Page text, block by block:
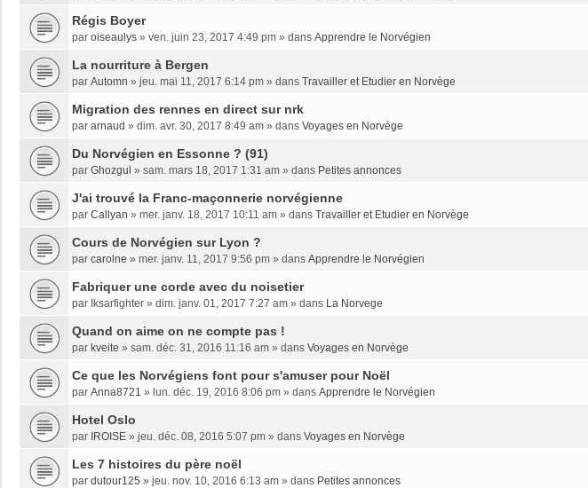
Régis Boyer
par oiseaulys » ven. juin 23, 2017 4:49 pm » dans Apprendre le Norvégien
La nourriture à Bergen
par Automn » jeu. mai 11, 2017 6:14 pm » dans Travailler et Etudier en Norvège
Migration des rennes en direct sur nrk
par arnaud » dim. avr. 30, 2017 8:49 am » dans Voyages en Norvège
Du Norvégien en Essonne ? (91)
par Ghozgul » sam. mars 18, 2017 1:31 am » dans Petites annonces
J'ai trouvé la Franc-maçonnerie norvégienne
par Callyan » mer. janv. 18, 2017 10:11 am » dans Travailler et Etudier en Norvège
Cours de Norvégien sur Lyon ?
par carolne » mer. janv. 11, 2017 9:56 pm » dans Apprendre le Norvégien
Fabriquer une corde avec du noisetier
par Iksarfighter » dim. janv. 01, 2017 7:27 am » dans La Norvege
Quand on aime on ne compte pas !
par kveite » sam. déc. 31, 2016 11:16 am » dans Voyages en Norvège
Ce que les Norvégiens font pour s'amuser pour Noël
par Anna8721 » lun. déc. 19, 2016 8:06 pm » dans Apprendre le Norvégien
Hotel Oslo
par IROISE » jeu. déc. 08, 2016 5:07 pm » dans Voyages en Norvège
Les 7 histoires du père noël
par dutour125 » jeu. nov. 10, 2016 6:13 am » dans Petites annonces